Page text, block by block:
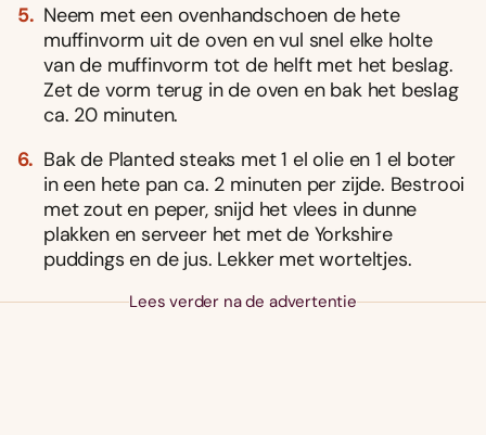
Neem met een ovenhandschoen de hete
muffinvorm uit de oven en vul snel elke holte
van de muffinvorm tot de helft met het beslag.
Zet de vorm terug in de oven en bak het beslag
ca. 20 minuten.
Bak de Planted steaks met 1 el olie en 1 el boter
in een hete pan ca. 2 minuten per zijde. Bestrooi
met zout en peper, snijd het vlees in dunne
plakken en serveer het met de Yorkshire
puddings en de jus. Lekker met worteltjes.
Lees verder na de advertentie